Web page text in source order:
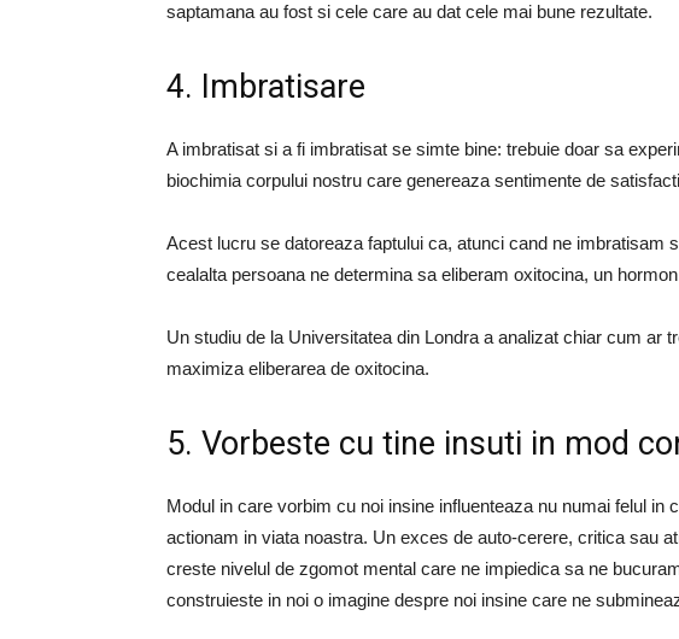
saptamana au fost si cele care au dat cele mai bune rezultate.
4. Imbratisare
A imbratisat si a fi imbratisat se simte bine: trebuie doar sa
biochimia corpului nostru care genereaza sentimente de
Acest lucru se datoreaza faptului ca, atunci cand ne imbratisam
cealalta persoana ne determina sa eliberam oxitocina, un
Un studiu de la Universitatea din Londra a analizat chiar cum ar
maximiza eliberarea de oxitocina.
5. Vorbeste cu tine insuti in mod
Modul in care vorbim cu noi insine influenteaza nu numai felul in
actionam in viata noastra. Un exces de auto-cerere, critica sau
creste nivelul de zgomot mental care ne impiedica sa ne
construieste in noi o imagine despre noi insine care ne